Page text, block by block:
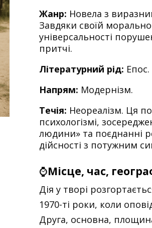
Жанр: Новела з
Завдяки своїй
універсальності
притчі.
Літературний рід: Епос.
Напрям: Модернізм.
Течія: Неореалізм. Ця
психологізмі,
людини» та поєднанні
дійсності з потужним
⌚Місце, час,
Дія у творі
1970-ті роки, коли
Друга, основна,